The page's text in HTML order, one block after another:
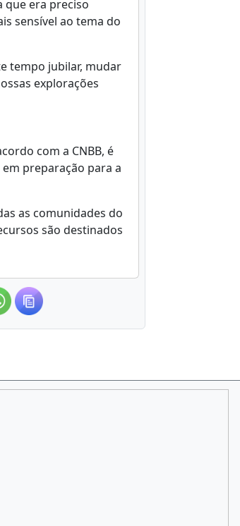
que era preciso
sensível ao tema do
tempo jubilar, mudar
explorações
com a CNBB, é
preparação para a
as comunidades do
são destinados